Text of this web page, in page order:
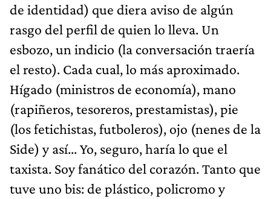
de identidad) que diera aviso de algún
rasgo del perfil de quien lo lleva. Un
esbozo, un indicio (la conversación traería
el resto). Cada cual, lo más aproximado.
Hígado (ministros de economía), mano
(rapiñeros, tesoreros, prestamistas), pie
(los fetichistas, futboleros), ojo (nenes de la
Side) y así... Yo, seguro, haría lo que el
taxista. Soy fanático del corazón. Tanto que
tuve uno bis: de plástico, policromo y